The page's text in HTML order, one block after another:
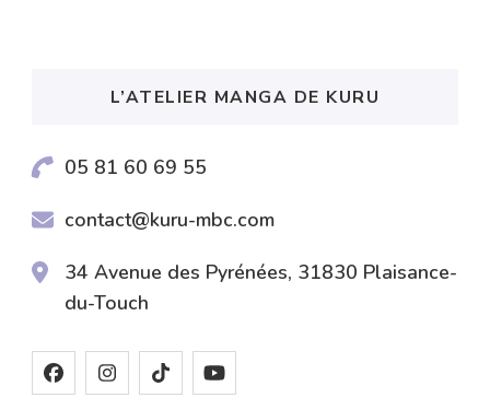
L’ATELIER MANGA DE KURU
05 81 60 69 55
contact@kuru-mbc.com
34 Avenue des Pyrénées, 31830 Plaisance-
du-Touch